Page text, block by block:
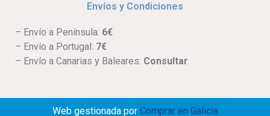
Envíos y Condiciones
– Envío a Península: 6€
– Envío a Portugal: 7€
– Envío a Canarias y Baleares: Consultar
Web gestionada por Comprar en Galicia